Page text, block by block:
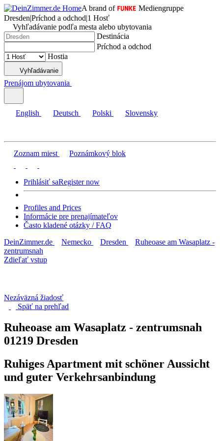
A brand of
Mediengruppe
Dresden|Príchod a odchod|1 Hosť
Vyhľadávanie podľa mesta alebo ubytovania
Destinácia
Príchod a odchod
Hostia
Vyhľadávanie
Prenájom ubytovania
English Deutsch Polski Slovensky
Zoznam miest Poznámkový blok
Prihlásiť saRegister now
Profiles and Prices
Informácie pre prenajímateľov
Často kladené otázky / FAQ
DeinZimmer.de
Nemecko Dresden
Ruheoase am Wasaplatz -
zentrumsnah
Zdieľať vstup
Nezáväzná žiadosť
Späť na prehľad
Ruheoase am Wasaplatz - zentrumsnah
01219 Dresden
Ruhiges Apartment mit schöner Aussicht
und guter Verkehrsanbindung